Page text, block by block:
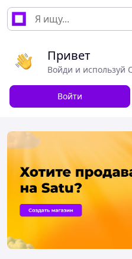
Привет
Войди и используй
Войти